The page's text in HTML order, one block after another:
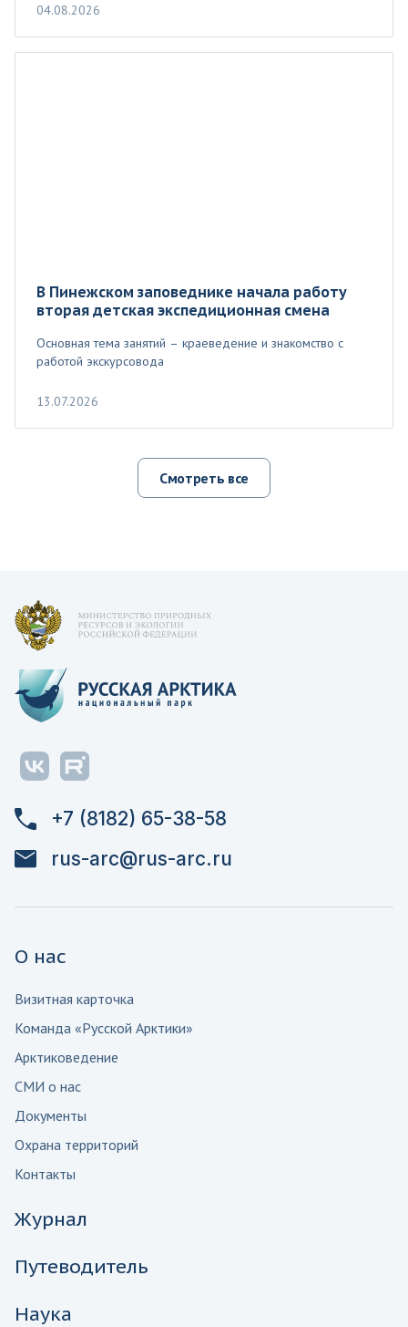
04.08.2026
В Пинежском заповеднике начала работу
вторая детская экспедиционная смена
Основная тема занятий – краеведение и знакомство с
работой экскурсовода
13.07.2026
Смотреть все
+7 (8182) 65-38-58
rus-arc@rus-arc.ru
О нас
Визитная карточка
Команда «Русской Арктики»
Арктиковедение
СМИ о нас
Документы
Охрана территорий
Контакты
Журнал
Путеводитель
Наука